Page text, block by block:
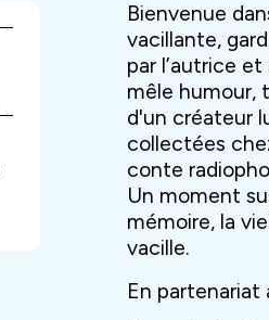
Bienvenue
vacillante,
par l’autrice
mêle humour,
d'un créateur
collectées
conte
Un moment
mémoire, la
vacille.
En